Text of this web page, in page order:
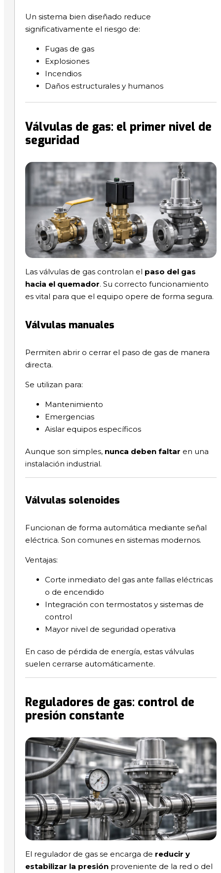
Un sistema bien diseñado reduce
significativamente el riesgo de:
Fugas de gas
Explosiones
Incendios
Daños estructurales y humanos
Válvulas de gas: el primer nivel de
seguridad
Las válvulas de gas controlan el paso del gas
hacia el quemador. Su correcto funcionamiento
es vital para que el equipo opere de forma segura.
Válvulas manuales
Permiten abrir o cerrar el paso de gas de manera
directa.
Se utilizan para:
Mantenimiento
Emergencias
Aislar equipos específicos
Aunque son simples, nunca deben faltar en una
instalación industrial.
Válvulas solenoides
Funcionan de forma automática mediante señal
eléctrica. Son comunes en sistemas modernos.
Ventajas:
Corte inmediato del gas ante fallas eléctricas
o de encendido
Integración con termostatos y sistemas de
control
Mayor nivel de seguridad operativa
En caso de pérdida de energía, estas válvulas
suelen cerrarse automáticamente.
Reguladores de gas: control de
presión constante
El regulador de gas se encarga de reducir y
estabilizar la presiónproveniente de la red o del